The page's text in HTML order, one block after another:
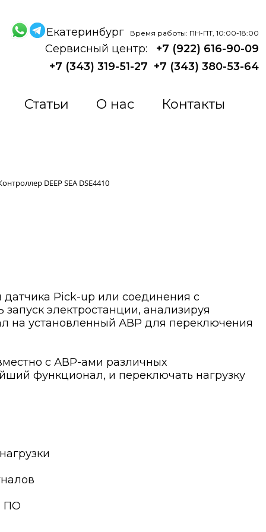
Екатеринбург Время работы: ПН-ПТ, 10:00-18:00
Сервисный центр:
+7 (922) 616-90-09
+7 (343) 319-51-27 +7 (343) 380-53-64
Статьи О нас Контакты
DEEP SEA DSE4410
Pick-up или соединения с
электростанции, анализируя
на установленный АВР для переключения
с АВР-ами различных
функционал, и переключать нагрузку
ПО